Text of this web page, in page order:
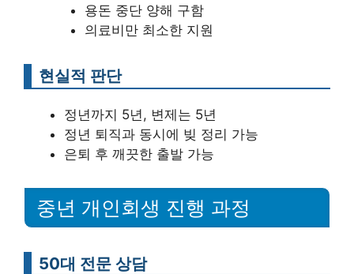
용돈 중단 양해 구함
의료비만 최소한 지원
현실적 판단
정년까지 5년, 변제는 5년
정년 퇴직과 동시에 빚 정리 가능
은퇴 후 깨끗한 출발 가능
중년 개인회생 진행 과정
50대 전문 상담